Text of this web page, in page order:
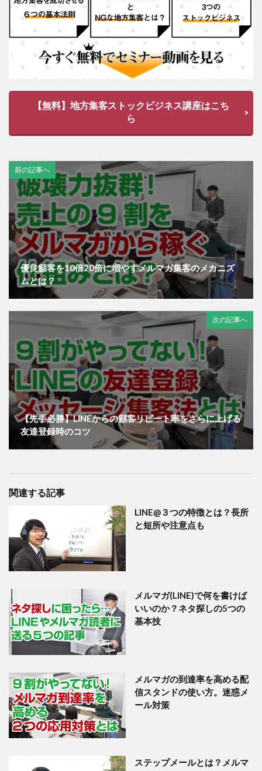
【無料】地方集客ストックビジネス講座はこち
ら
前の記事へ
優良顧客を10倍20倍に増やすメルマガ集客のメカニズ
ムとは？
次の記事へ
【先手必勝】LINEからの顧客リピート率をさらに上げる
友達登録時のコツ
関連する記事
LINE@３つの特徴とは？長所
と短所や注意点も
メルマガ(LINE)で何を書けば
いいのか？ネタ探しの5つの
基本技
メルマガの到達率を高める配
信スタンドの使い方。迷惑メ
ール対策
ステップメールとは？メルマ